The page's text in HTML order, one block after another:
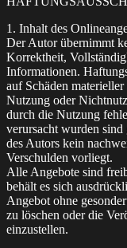
1. Inhalt des
Der Autor übernimmt
Korrektheit,
Informationen.
auf Schäden
Nutzung oder
durch die Nutzung
verursacht wurden sind
des Autors kein
Verschulden vorliegt.
Alle Angebote sind
behält es sich
Angebot ohne
zu löschen oder die
einzustellen.